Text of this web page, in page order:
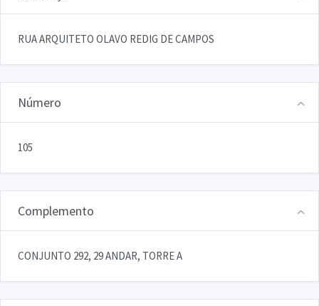
RUA ARQUITETO OLAVO REDIG DE CAMPOS
Número
105
Complemento
CONJUNTO 292, 29 ANDAR, TORRE A